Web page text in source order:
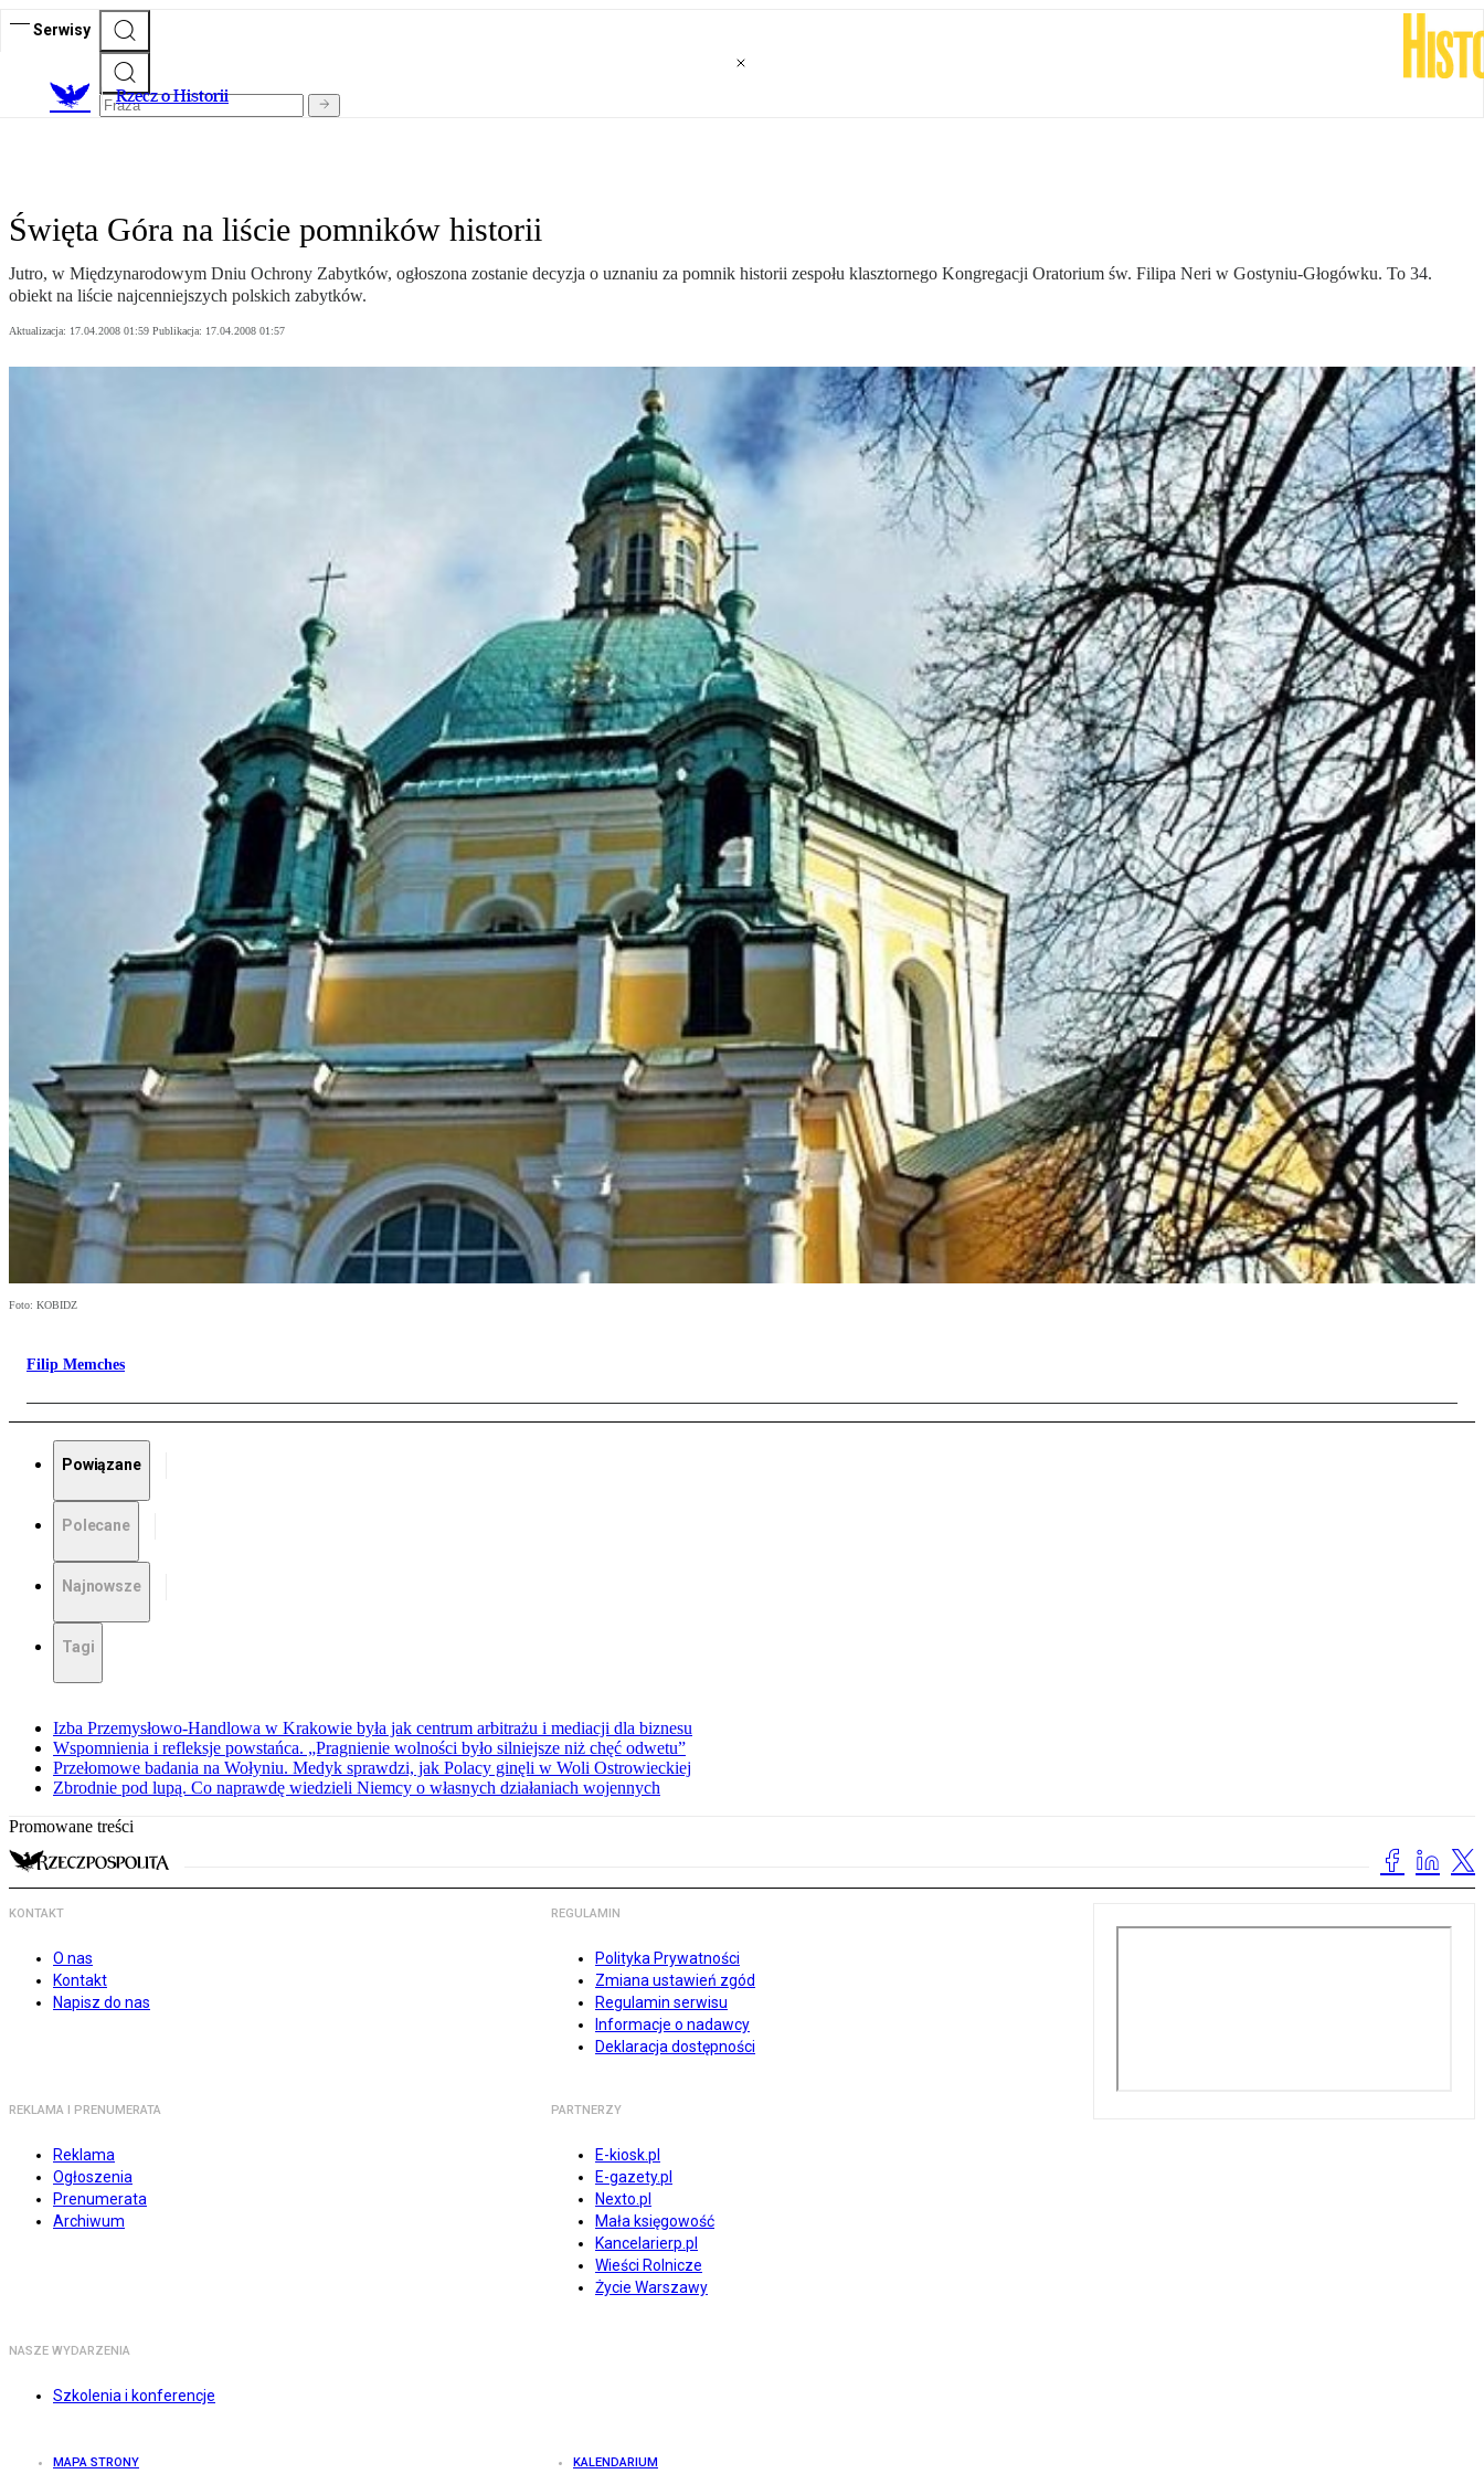
Serwisy
Rzecz o Historii
Święta Góra na liście pomników historii
Jutro, w Międzynarodowym Dniu Ochrony Zabytków, ogłoszona zostanie decyzja o uznaniu za pomnik historii zespołu klasztornego Kongregacji Oratorium św. Filipa Neri w Gostyniu-Głogówku. To 34.
obiekt na liście najcenniejszych polskich zabytków.
Aktualizacja: 17.04.2008 01:59 Publikacja: 17.04.2008 01:57
Foto: KOBIDZ
Filip Memches
Powiązane
Polecane
Najnowsze
Tagi
Izba Przemysłowo-Handlowa w Krakowie była jak centrum arbitrażu i mediacji dla biznesu
Wspomnienia i refleksje powstańca. „Pragnienie wolności było silniejsze niż chęć odwetu”
Przełomowe badania na Wołyniu. Medyk sprawdzi, jak Polacy ginęli w Woli Ostrowieckiej
Zbrodnie pod lupą. Co naprawdę wiedzieli Niemcy o własnych działaniach wojennych
Promowane treści
KONTAKT
O nas
Kontakt
Napisz do nas
REGULAMIN
Polityka Prywatności
Zmiana ustawień zgód
Regulamin serwisu
Informacje o nadawcy
Deklaracja dostępności
REKLAMA I PRENUMERATA
Reklama
Ogłoszenia
Prenumerata
Archiwum
PARTNERZY
E-kiosk.pl
E-gazety.pl
Nexto.pl
Mała księgowość
Kancelarierp.pl
Wieści Rolnicze
Życie Warszawy
NASZE WYDARZENIA
Szkolenia i konferencje
MAPA STRONY KALENDARIUM